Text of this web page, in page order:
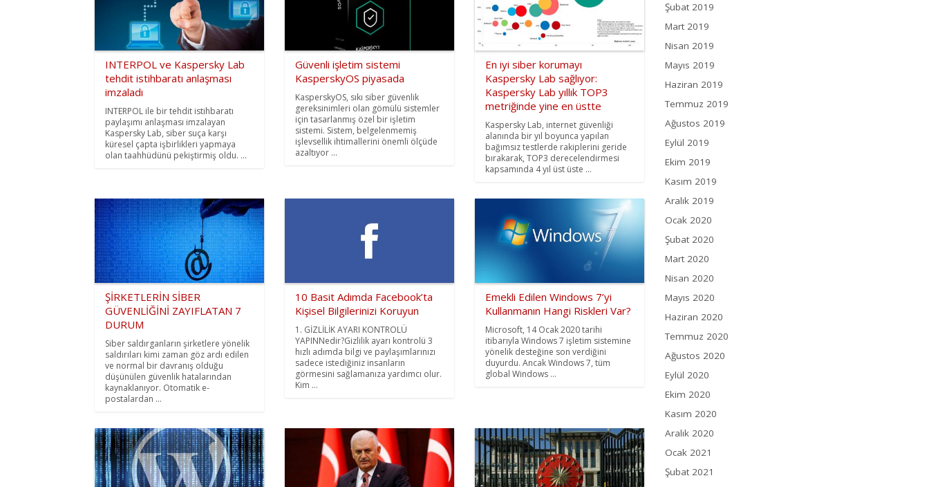
INTERPOL ve Kaspersky Lab
tehdit istihbaratı anlaşması
imzaladı
INTERPOL ile bir tehdit istihbaratı
paylaşımı anlaşması imzalayan
Kaspersky Lab, siber suça karşı
küresel çapta işbirlikleri yapmaya
olan taahhüdünü pekiştirmiş oldu. ...
Güvenli işletim sistemi
KasperskyOS piyasada
KasperskyOS, sıkı siber güvenlik
gereksinimleri olan gömülü sistemler
için tasarlanmış özel bir işletim
sistemi. Sistem, belgelenmemiş
işlevsellik ihtimallerini önemli ölçüde
azaltıyor ...
En iyi siber korumayı
Kaspersky Lab sağlıyor:
Kaspersky Lab yıllık TOP3
metriğinde yine en üstte
Kaspersky Lab, internet güvenliği
alanında bir yıl boyunca yapılan
bağımsız testlerde rakiplerini geride
bırakarak, TOP3 derecelendirmesi
kapsamında 4 yıl üst üste ...
ŞİRKETLERİN SİBER
GÜVENLİĞİNİ ZAYIFLATAN 7
DURUM
Siber saldırganların şirketlere yönelik
saldırıları kimi zaman göz ardı edilen
ve normal bir davranış olduğu
düşünülen güvenlik hatalarından
kaynaklanıyor. Otomatik e-
postalardan ...
10 Basit Adımda Facebook’ta
Kişisel Bilgilerinizi Koruyun
1. GİZLİLİK AYARI KONTROLÜ
YAPINNedir?Gizlilik ayarı kontrolü 3
hızlı adımda bilgi ve paylaşımlarınızı
sadece istediğiniz insanların
görmesini sağlamanıza yardımcı olur.
Kim ...
Emekli Edilen Windows 7’yi
Kullanmanın Hangi Riskleri Var?
Microsoft, 14 Ocak 2020 tarihi
itibarıyla Windows 7 işletim sistemine
yönelik desteğine son verdiğini
duyurdu. Ancak Windows 7, tüm
global Windows ...
Şubat 2019
Mart 2019
Nisan 2019
Mayıs 2019
Haziran 2019
Temmuz 2019
Ağustos 2019
Eylül 2019
Ekim 2019
Kasım 2019
Aralık 2019
Ocak 2020
Şubat 2020
Mart 2020
Nisan 2020
Mayıs 2020
Haziran 2020
Temmuz 2020
Ağustos 2020
Eylül 2020
Ekim 2020
Kasım 2020
Aralık 2020
Ocak 2021
Şubat 2021